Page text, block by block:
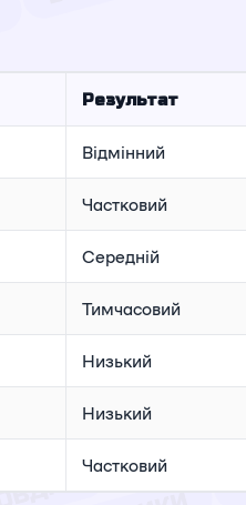
Результат
Відмінний
Частковий
Середній
Тимчасовий
Низький
Низький
Частковий